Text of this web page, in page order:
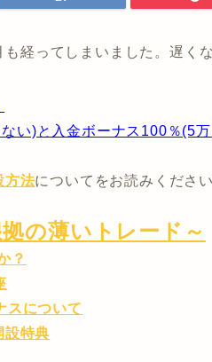
経ってしまいました。遅く
い)と入金ボーナス100％(5
方法についてをお読みください
の薄いトレード～
？
スについて
設特典